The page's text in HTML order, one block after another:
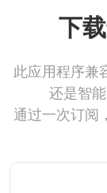
下
此应用程序兼
还是智
通过一次订阅